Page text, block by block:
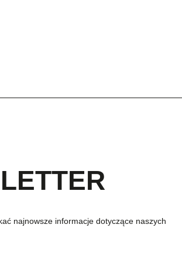
najnowsze informacje dotyczące naszych